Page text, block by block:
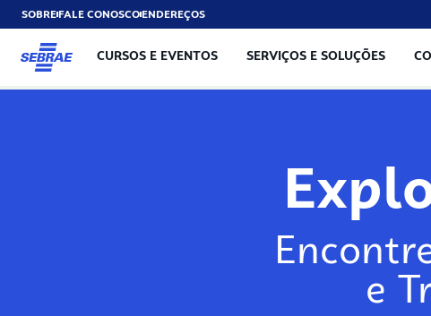
SOBREFALE CONOSCOENDEREÇOS
CURSOS E EVENTOS SERVIÇOS E SOLUÇÕES
e